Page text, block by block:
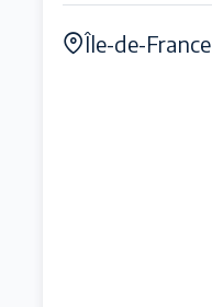
Île-de-France